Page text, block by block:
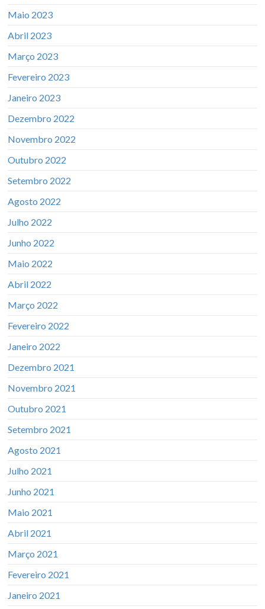
Maio 2023
Abril 2023
Março 2023
Fevereiro 2023
Janeiro 2023
Dezembro 2022
Novembro 2022
Outubro 2022
Setembro 2022
Agosto 2022
Julho 2022
Junho 2022
Maio 2022
Abril 2022
Março 2022
Fevereiro 2022
Janeiro 2022
Dezembro 2021
Novembro 2021
Outubro 2021
Setembro 2021
Agosto 2021
Julho 2021
Junho 2021
Maio 2021
Abril 2021
Março 2021
Fevereiro 2021
Janeiro 2021